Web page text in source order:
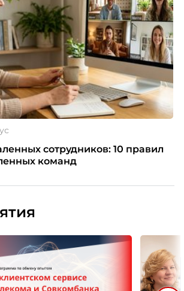
сотрудников: 10 правил
команд